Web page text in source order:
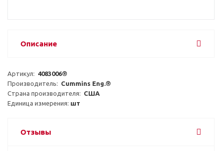
Описание
Артикул: 4083006®
Производитель: Cummins Eng.®
Страна производителя: США
Единица измерения: шт
Отзывы